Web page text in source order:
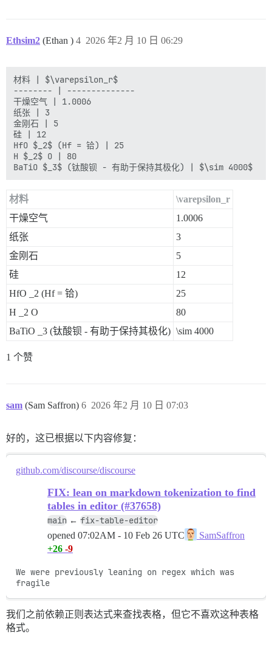
Ethsim2 (Ethan ) 2026 年2 月 10 日 06:29
4
材料 | $\varepsilon_r$
-------- | --------------
干燥空气 | 1.0006
纸张 | 3
金刚石 | 5
硅 | 12
HfO $_2$ (Hf = 铪) | 25
H $_2$ O | 80
材料
\varepsilon_r
干燥空气
1.0006
纸张
3
金刚石
5
硅
12
HfO
_2 (Hf = 铪)
25
H
_2 O
80
BaTiO
_3 (钛酸钡 - 有助于保持其极化) \sim 4000
1 个赞
sam (Sam Saffron) 2026 年2 月 10 日 07:03
6
好的，这已根据以下内容修复：
github.com/discourse/discourse
FIX: lean on markdown tokenization to find
tables in editor (#37658)
main ← fix-table-editor
opened 07:02AM - 10 Feb 26 UTC
SamSaffron
+26 -9
We were previously leaning on regex which was
fragile
我们之前依赖正则表达式来查找表格，但它不喜欢这种表格
格式。